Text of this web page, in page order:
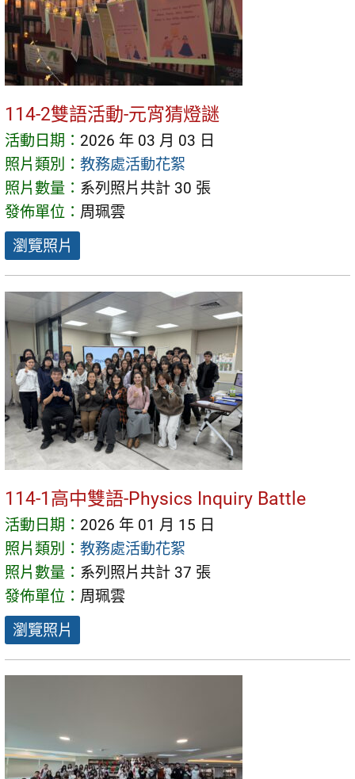
114-2雙語活動-元宵猜燈謎
活動日期： 2026 年 03 月 03 日
照片類別： 教務處活動花絮
照片數量： 系列照片共計 30 張
發佈單位： 周珮雲
瀏覽照片
114-1高中雙語-Physics Inquiry Battle
活動日期： 2026 年 01 月 15 日
照片類別： 教務處活動花絮
照片數量： 系列照片共計 37 張
發佈單位： 周珮雲
瀏覽照片